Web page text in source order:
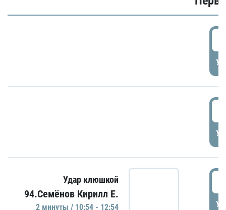
Удар клюшкой
94.Семёнов Кирилл Е.
2 минуты / 10:54 - 12:54